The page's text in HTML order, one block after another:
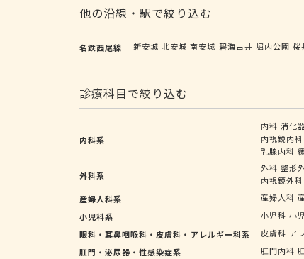
他の沿線・駅で絞り込む
名鉄西尾線 新安城 北安城 南安城 碧海古井 堀内公園 桜
診療科目で絞り込む
内科系
内科 消化
内視鏡内科
乳腺内科
外科系
外科 整形
内視鏡外科
産婦人科系
産婦人科
小児科系
小児科 小
眼科・耳鼻咽喉科・皮膚科・アレルギー科系
皮膚科 ア
肛門・泌尿器・性感染症系
肛門内科